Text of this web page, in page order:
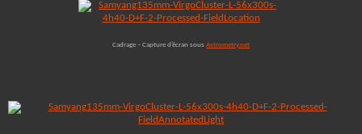
Cadrage – Capture d’écran sous Astrometry.net